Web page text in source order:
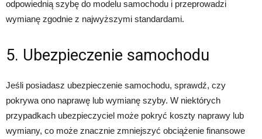
odpowiednią szybę do modelu samochodu i przeprowadzi
wymianę zgodnie z najwyższymi standardami.
5. Ubezpieczenie samochodu
Jeśli posiadasz ubezpieczenie samochodu, sprawdź, czy
pokrywa ono naprawę lub wymianę szyby. W niektórych
przypadkach ubezpieczyciel może pokryć koszty naprawy lub
wymiany, co może znacznie zmniejszyć obciążenie finansowe